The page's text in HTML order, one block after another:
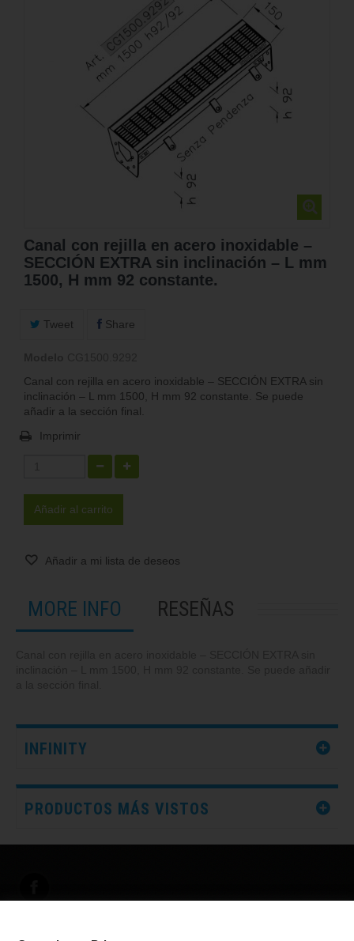
Canal con rejilla en acero inoxidable –
SECCIÓN EXTRA sin inclinación – L mm
1500, H mm 92 constante.
Tweet Share
Canal con rejilla en acero inoxidable – SECCIÓN EXTRA sin
inclinación – L mm 1500, H mm 92 constante. Se puede
añadir a la sección final.
Imprimir
Añadir al carrito
Añadir a mi lista de deseos
MORE INFO RESEÑAS
INFINITY
PRODUCTOS MÁS VISTOS